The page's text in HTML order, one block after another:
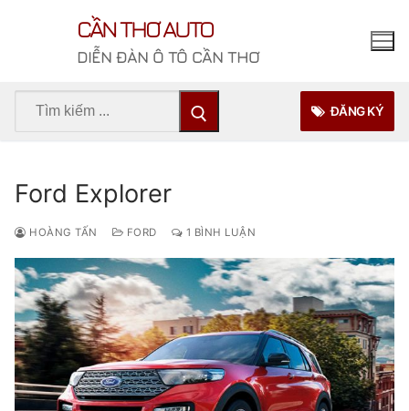
CẦN THƠ AUTO
DIỄN ĐÀN Ô TÔ CẦN THƠ
Tìm
ĐĂNG KÝ
Ford Explorer
HOÀNG TẤN FORD 1 BÌNH LUẬN